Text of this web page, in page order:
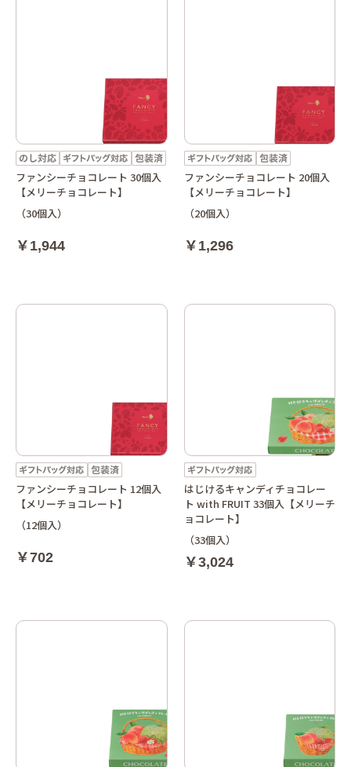
ファンシーチョコレート 30個入
【メリーチョコレート】
（30個入）
￥1,944
ファンシーチョコレート 20個入
【メリーチョコレート】
（20個入）
￥1,296
ファンシーチョコレート 12個入
【メリーチョコレート】
（12個入）
￥702
はじけるキャンディチョコレー
ト with FRUIT 33個入【メリーチ
ョコレート】
（33個入）
￥3,024